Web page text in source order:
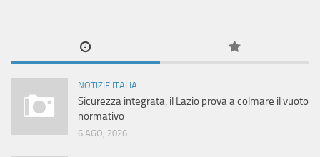
NOTIZIE ITALIA
Sicurezza integrata, il Lazio prova a colmare il vuoto
normativo
6 AGO, 2026